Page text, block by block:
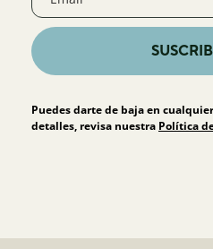
Puedes darte de baja en
detalles, revisa nuestra Política